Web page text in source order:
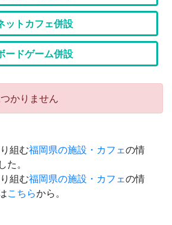
ットカフェ併設
ードゲーム併設
かりません
組む福岡県の施設・カフェの情
た。
組む福岡県の施設・カフェの情
こちらから。